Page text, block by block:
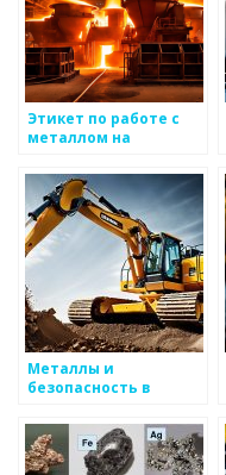
Этикет по работе с
металлом на
Металлы и
безопасность в
промышленности